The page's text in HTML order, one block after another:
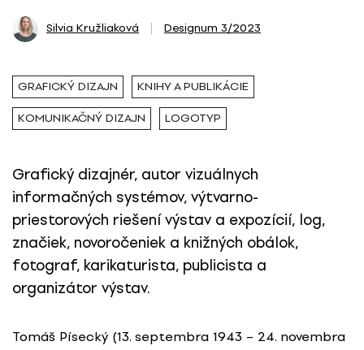
Silvia Kružliaková Designum 3/2023
GRAFICKÝ DIZAJN KNIHY A PUBLIKÁCIE
KOMUNIKAČNÝ DIZAJN LOGOTYP
Grafický dizajnér, autor vizuálnych
informačných systémov, výtvarno-
priestorových riešení výstav a expozícií, log,
značiek, novoročeniek a knižných obálok,
fotograf, karikaturista, publicista a
organizátor výstav.
Tomáš Písecký (13. septembra 1943 – 24. novembra